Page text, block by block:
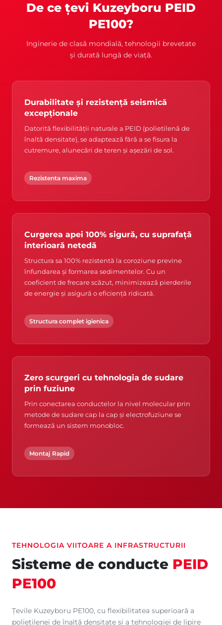
De ce țevi Kuzeyboru PEID
PE100?
Inginerie de clasă mondială, tehnologii brevetate
și durată lungă de viață.
Durabilitate și rezistență seismică
excepționale
Datorită flexibilității naturale a PEID (polietilenă de
înaltă densitate), se adaptează fără a se fisura la
cutremure, alunecări de teren și așezări de sol.
Rezistenta maxima
Curgerea apei 100% sigură, cu suprafață
interioară netedă
Structura sa 100% rezistentă la coroziune previne
înfundarea și formarea sedimentelor. Cu un
coeficient de frecare scăzut, minimizează pierderile
de energie și asigură o eficiență ridicată.
Structura complet igienica
Zero scurgeri cu tehnologia de sudare
prin fuziune
Prin conectarea conductelor la nivel molecular prin
metode de sudare cap la cap și electrofuziune se
formează un sistem monobloc.
Montaj Rapid
TEHNOLOGIA VIITOARE A INFRASTRUCTURII
Sisteme de conducte PEID
PE100
Țevile Kuzeyboru PE100, cu flexibilitatea superioară a
polietilenei de înaltă densitate și a tehnologiei de lipire